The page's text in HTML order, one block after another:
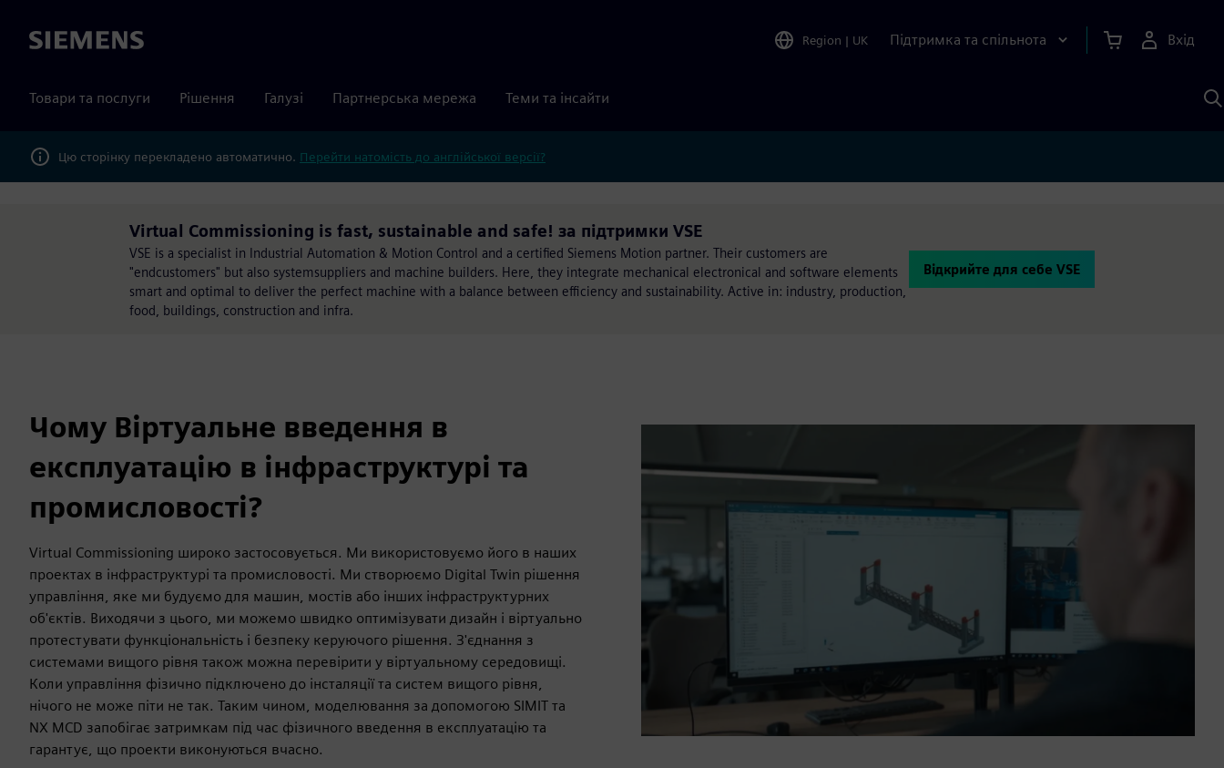
Siemens Region | UK Підтримка та спільнота Вхід
Товари та послуги Рішення Галузі Партнерська мережа Теми та інсайти
Цю сторінку перекладено автоматично. Перейти натомість до англійської версії?
Virtual Commissioning is fast, sustainable and safe! за підтримки VSE
VSE is a specialist in Industrial Automation & Motion Control and a certified Siemens Motion partner. Their customers are
"endcustomers" but also systemsuppliers and machine builders. Here, they integrate mechanical electronical and software elements
smart and optimal to deliver the perfect machine with a balance between efficiency and sustainability. Active in: industry, production,
food, buildings, construction and infra.
Відкрийте для себе VSE
Чому Віртуальне введення в
експлуатацію в інфраструктурі та
промисловості?
Virtual Commissioning широко застосовується. Ми використовуємо його в наших
проектах в інфраструктурі та промисловості. Ми створюємо Digital Twin рішення
управління, яке ми будуємо для машин, мостів або інших інфраструктурних
об'єктів. Виходячи з цього, ми можемо швидко оптимізувати дизайн і віртуально
протестувати функціональність і безпеку керуючого рішення. З'єднання з
системами вищого рівня також можна перевірити у віртуальному середовищі.
Коли управління фізично підключено до інсталяції та систем вищого рівня,
нічого не може піти не так. Таким чином, моделювання за допомогою SIMIT та
NX MCD запобігає затримкам під час фізичного введення в експлуатацію та
гарантує, що проекти виконуються вчасно.